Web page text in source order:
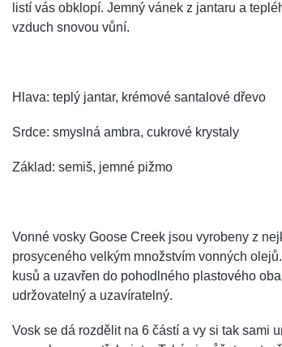
listí vás obklopí. Jemný vánek z jantaru a
vzduch snovou vůní.
Hlava: teplý jantar, krémové santalové dřevo
Srdce: smyslná ambra, cukrové krystaly
Základ: semiš, jemné pižmo
Vonné vosky Goose Creek jsou vyrobeny z
prosyceného velkým množstvím vonných
kusů a uzavřen do pohodlného plastového
udržovatelný a uzavíratelný.
Vosk se dá rozdělit na 6 částí a vy si tak sami